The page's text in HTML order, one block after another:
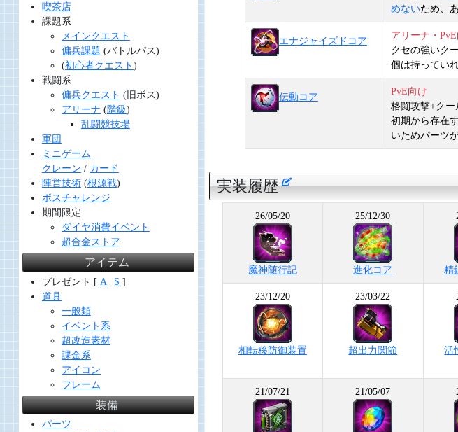
めないため、
エナジャイズドコア
アリーナ・
クセの強いク
個は持ってい
伝動コア
PvE向け
格闘攻撃+ク
初期から存在
いためパーツ
実装履歴
26/05/20
魔神随行記
25/12/30
進化コア 精
23/12/20
相転移防御装置
23/03/22
超出力関節 活
21/07/21 21/05/07
喫茶店
課題系
メインクエスト
傭兵課題 (バトルパス)
(初心者クエスト )
戦闘系
傭兵クエスト (旧ボス)
アリーナ (階級)
乱闘競技場
軍団
ミニゲーム
クレーン / カード
陣営技術(根源戦)
ボスチャレンジ
期間限定
ダイヤ消費イベント
超合金ストア
アイテム
プレゼント [ A| S ]
道具
一般類
イベント系
超改造素材
課金系
アイコン
フレーム
装備
パーツ